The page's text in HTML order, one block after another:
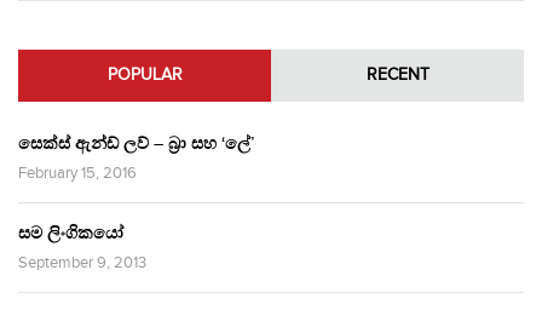
POPULAR RECENT
සෙක්ස් ඇන්ඩ් ලව් – බ්‍රා සහ ‘ලේ’
February 15, 2016
සම ලිංගිකයෝ
September 9, 2013